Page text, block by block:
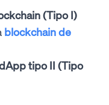
(Tipo I)
blockchain de
tipo II (Tipo